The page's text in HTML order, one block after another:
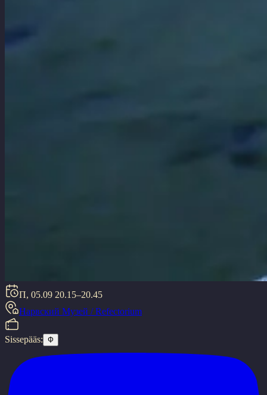
П, 05.09 20.15–20.45
Нарвский Музей / Refectorium
Sissepääs: Ф